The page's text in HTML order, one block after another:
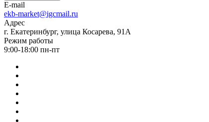
E-mail
ekb-market@igcmail.ru
Адрес
г. Екатеринбург, улица Косарева, 91А
Режим работы
9:00-18:00 пн-пт